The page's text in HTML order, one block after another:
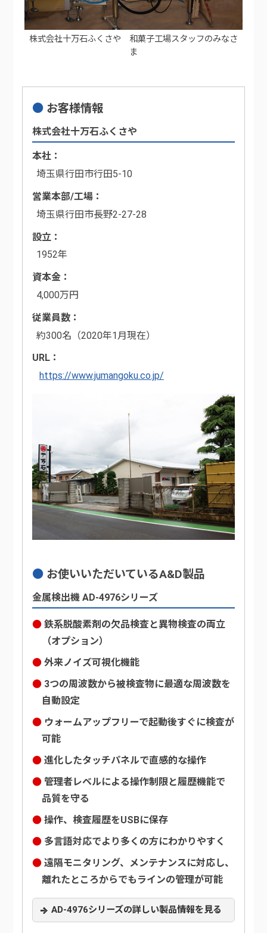
株式会社十万石ふくさや 和菓子工場スタッフのみなさ
ま
お客様情報
株式会社十万石ふくさや
本社
埼玉県行田市行田5-10
営業本部/工場
埼玉県行田市長野2-27-28
設立
1952年
資本金
4,000万円
従業員数
約300名（2020年1月現在）
URL
https://www.jumangoku.co.jp/
お使いいただいているA&D製品
金属検出機 AD-4976シリーズ
鉄系脱酸素剤の欠品検査と異物検査の両立
（オプション）
外来ノイズ可視化機能
3つの周波数から被検査物に最適な周波数を
自動設定
ウォームアップフリーで起動後すぐに検査が
可能
進化したタッチパネルで直感的な操作
管理者レベルによる操作制限と履歴機能で
品質を守る
操作、検査履歴をUSBに保存
多言語対応でより多くの方にわかりやすく
遠隔モニタリング、メンテナンスに対応し、
離れたところからでもラインの管理が可能
AD-4976シリーズの詳しい製品情報を見る